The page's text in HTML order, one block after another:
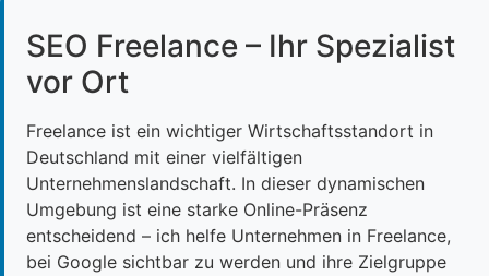
SEO Freelance – Ihr Spezialist
vor Ort
Freelance ist ein wichtiger Wirtschaftsstandort in
Deutschland mit einer vielfältigen
Unternehmenslandschaft. In dieser dynamischen
Umgebung ist eine starke Online-Präsenz
entscheidend – ich helfe Unternehmen in Freelance,
bei Google sichtbar zu werden und ihre Zielgruppe